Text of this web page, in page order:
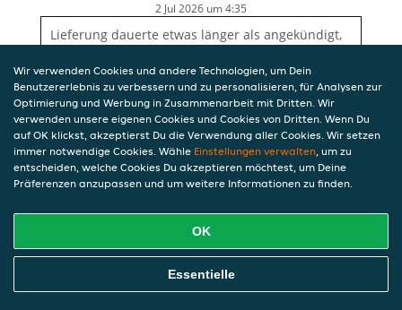
2 Jul 2026 um 4:35
Lieferung dauerte etwas länger als angekündigt,
Wir verwenden Cookies und andere Technologien, um Dein
Benutzererlebnis zu verbessern und zu personalisieren, für Analysen zur
Optimierung und Werbung in Zusammenarbeit mit Dritten. Wir
verwenden unsere eigenen Cookies und Cookies von Dritten. Wenn Du
auf OK klickst, akzeptierst Du die Verwendung aller Cookies. Wir setzen
immer notwendige Cookies. Wähle Einstellungen verwalten, um zu
entscheiden, welche Cookies Du akzeptieren möchtest, um Deine
Präferenzen anzupassen und um weitere Informationen zu finden.
OK
Essentielle